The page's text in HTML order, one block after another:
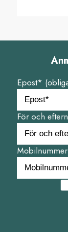
Epost*
För och
Mobilnummer